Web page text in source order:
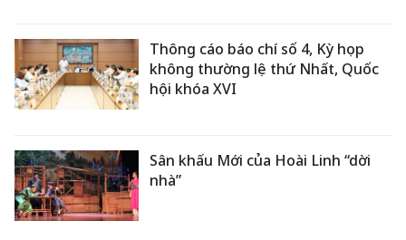
Thông cáo báo chí số 4, Kỳ họp
không thường lệ thứ Nhất, Quốc
hội khóa XVI
Sân khấu Mới của Hoài Linh “dời
nhà”